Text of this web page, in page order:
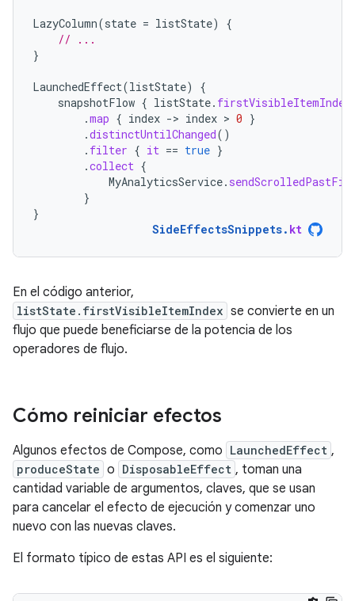
LazyColumn(state = listState)
{
// ...
}
LaunchedEffect(listState)
{
snapshotFlow { listState. firstVisibleItemIndex
.map { index -> index > 0 }
.distinctUntilChanged()
. filter { it == true }
.collect {
MyAnalyticsService.
}
}
SideEffectsSnippets. kt
En el código anterior,
listState.firstVisibleItemIndex se convierte en un
flujo que puede beneficiarse de la potencia de los
operadores de flujo.
Cómo reiniciar efectos
Algunos efectos de Compose, como LaunchedEffect ,
produceState o DisposableEffect , toman una
cantidad variable de argumentos, claves, que se usan
para cancelar el efecto de ejecución y comenzar uno
nuevo con las nuevas claves.
El formato típico de estas API es el siguiente: